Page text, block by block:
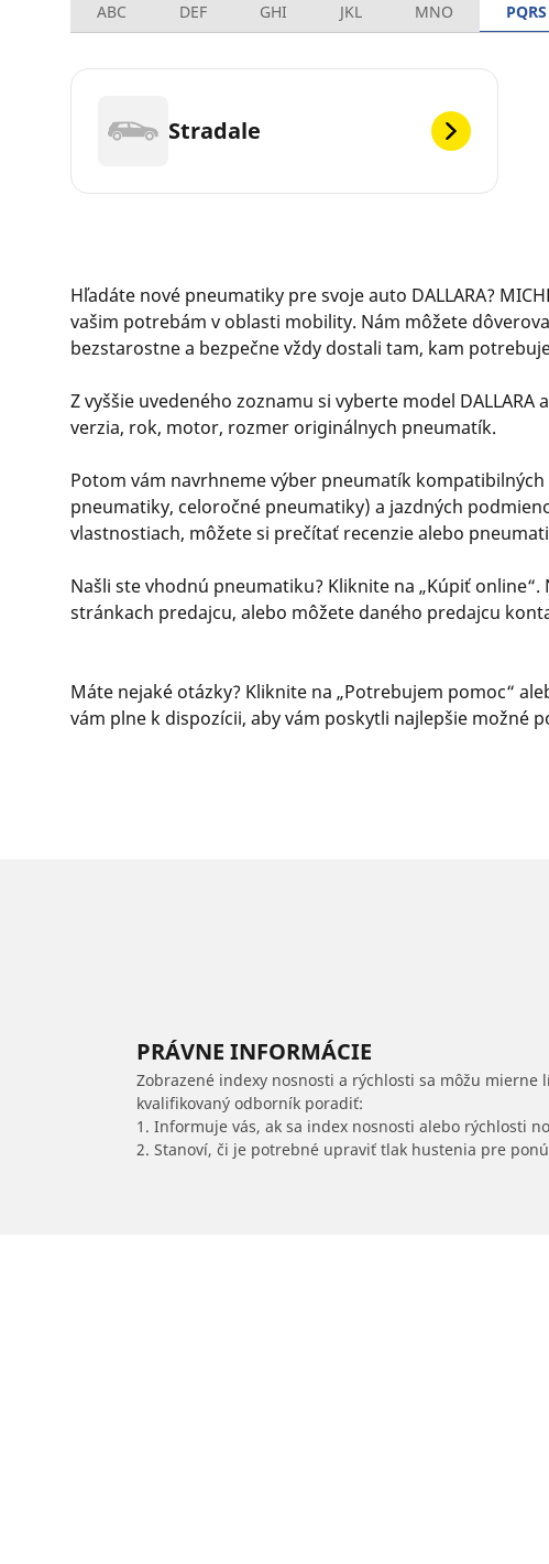
ABC DEF GHI JKL MNO PQRS
Stradale
Hľadáte nové pneumatiky pre svoje auto DALLARA?
vašim potrebám v oblasti mobility. Nám môžete
bezstarostne a bezpečne vždy dostali tam, kam
Z vyššie uvedeného zoznamu si vyberte model
verzia, rok, motor, rozmer originálnych pneumatík.
Potom vám navrhneme výber pneumatík
pneumatiky, celoročné pneumatiky) a jazdných
vlastnostiach, môžete si prečítať recenzie alebo
Našli ste vhodnú pneumatiku? Kliknite na „Kúpiť
stránkach predajcu, alebo môžete daného predajcu
Máte nejaké otázky? Kliknite na „Potrebujem pomoc“
vám plne k dispozícii, aby vám poskytli najlepšie možné
PRÁVNE INFORMÁCIE
Zobrazené indexy nosnosti a rýchlosti sa môžu
kvalifikovaný odborník poradiť:
1. Informuje vás, ak sa index nosnosti alebo rýchlosti
2. Stanoví, či je potrebné upraviť tlak hustenia pre